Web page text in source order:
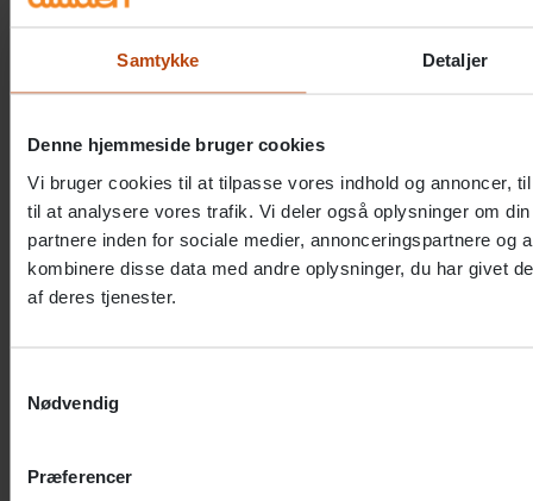
Samtykke Detaljer
Denne hjemmeside bruger cookies
Vi bruger cookies til at tilpasse vores indhold og annoncer,
til at analysere vores trafik. Vi deler også oplysninger om
partnere inden for sociale medier, annonceringspartnere og
kombinere disse data med andre oplysninger, du har givet
af deres tjenester.
Nødvendig
Præferencer
Et af begreberne i redskaberne fra
anledning af dagen havde køkkenet på Bakkebo
Videnscenter for værdig ældrepleje
Videnscenter for værdig ældrepleje arbejder for